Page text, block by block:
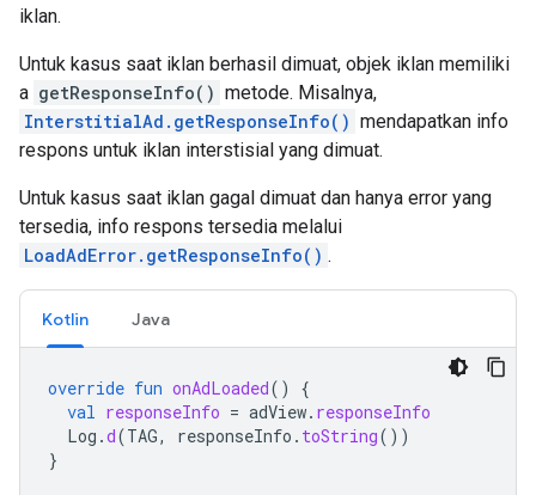
iklan.
Untuk kasus saat iklan berhasil dimuat, objek iklan memiliki
a getResponseInfo() metode. Misalnya,
InterstitialAd.getResponseInfo() mendapatkan info
respons untuk iklan interstisial yang dimuat.
Untuk kasus saat iklan gagal dimuat dan hanya error yang
tersedia, info respons tersedia melalui
LoadAdError.getResponseInfo() .
Kotlin Java
override fun onAdLoaded()
{
val responseInfo = adView. responseInfo
Log .d(TAG, responseInfo . toString())
}